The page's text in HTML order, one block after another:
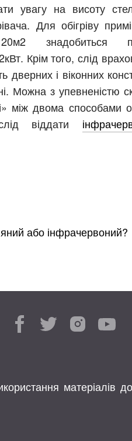
увагу на висоту
Для обігріву
знадобиться
Крім того, слід
дверних і віконних
Можна з упевненістю
між двома способами
віддати
або інфрачервоний?
матеріалів